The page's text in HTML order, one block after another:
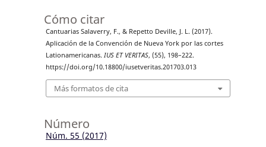
Cómo citar
Cantuarias Salaverry, F., & Repetto Deville, J. L. (2017).
Aplicación de la Convención de Nueva York por las cortes
Lationamericanas. IUS ET VERITAS, (55), 198–222.
https://doi.org/10.18800/iusetveritas.201703.013
Más formatos de cita
Número
Núm. 55 (2017)